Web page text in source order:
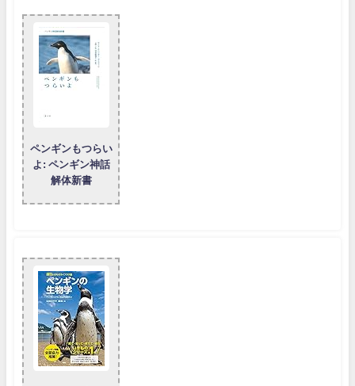
ペンギンもつらい
よ: ペンギン神話
解体新書